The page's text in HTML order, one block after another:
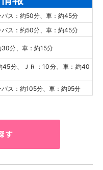
バス：約50分、車：約45分
バス：約50分、車：約45分
30分、車：約15分
45分、ＪＲ：10分、車：約40
バス：約105分、車：約95分
す